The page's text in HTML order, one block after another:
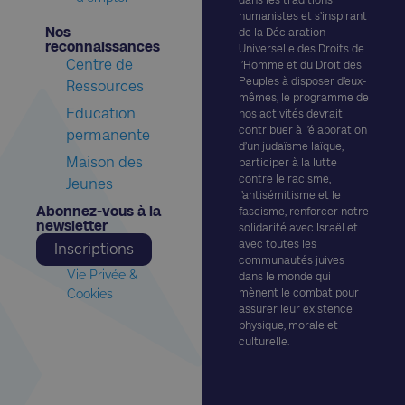
humanistes et s’inspirant
de la Déclaration
Universelle des Droits de
l’Homme et du Droit des
Peuples à disposer d’eux-
mêmes, le programme de
nos activités devrait
contribuer à l’élaboration
d’un judaïsme laïque,
participer à la lutte
contre le racisme,
l’antisémitisme et le
fascisme, renforcer notre
solidarité avec Israël et
avec toutes les
communautés juives
dans le monde qui
mènent le combat pour
assurer leur existence
physique, morale et
culturelle.
Nos
reconnaissances​
Centre de
Ressources
Education
permanente
Maison des
Jeunes
Abonnez-vous à la
newsletter​
Inscriptions
Vie Privée &
Cookies